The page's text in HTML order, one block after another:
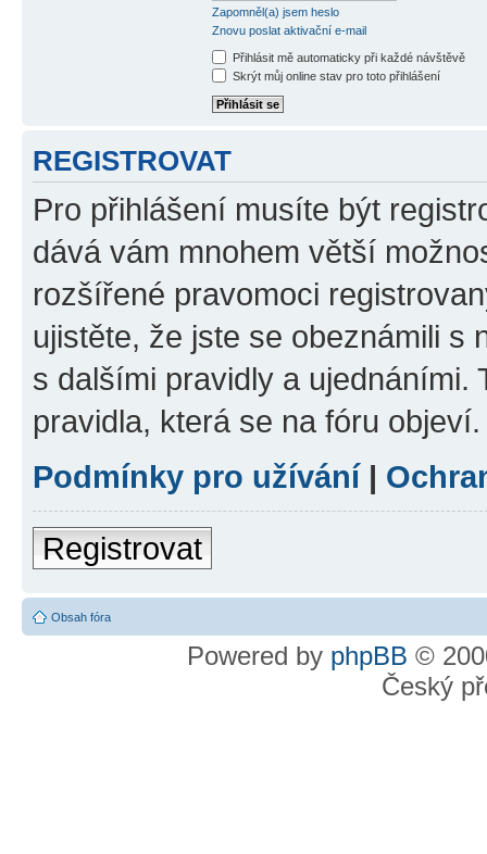
Zapomněl(a) jsem heslo
Znovu poslat aktivační e-mail
Přihlásit mě automaticky při každé návštěvě
Skrýt můj online stav pro toto přihlášení
REGISTROVAT
Pro přihlášení musíte být
dává vám mnohem větší
rozšířené pravomoci
ujistěte, že jste se obeznámili s
s dalšími pravidly a ujednáními.
pravidla, která se na fóru objeví.
Podmínky pro užívání|
Registrovat
Obsah fóra
Powered by phpBB ©
Český